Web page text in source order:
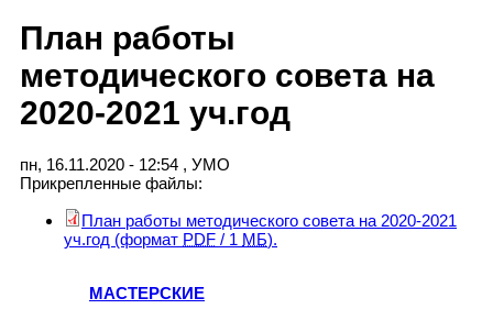
План работы
методического совета на
2020-2021 уч.год
пн, 16.11.2020 - 12:54 , УМО
Прикрепленные файлы:
План работы методического совета на 2020-2021
уч.год (формат PDF / 1 МБ).
МАСТЕРСКИЕ